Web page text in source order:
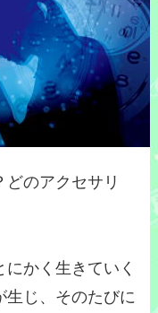
のアクセサリ
かく生きていく
生じ、そのたびに